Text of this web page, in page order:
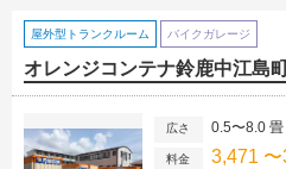
屋外型トランクルーム バイクガレージ
オレンジコンテナ鈴鹿中江島
広さ 0.5〜8.0 畳
料金 3,471 〜